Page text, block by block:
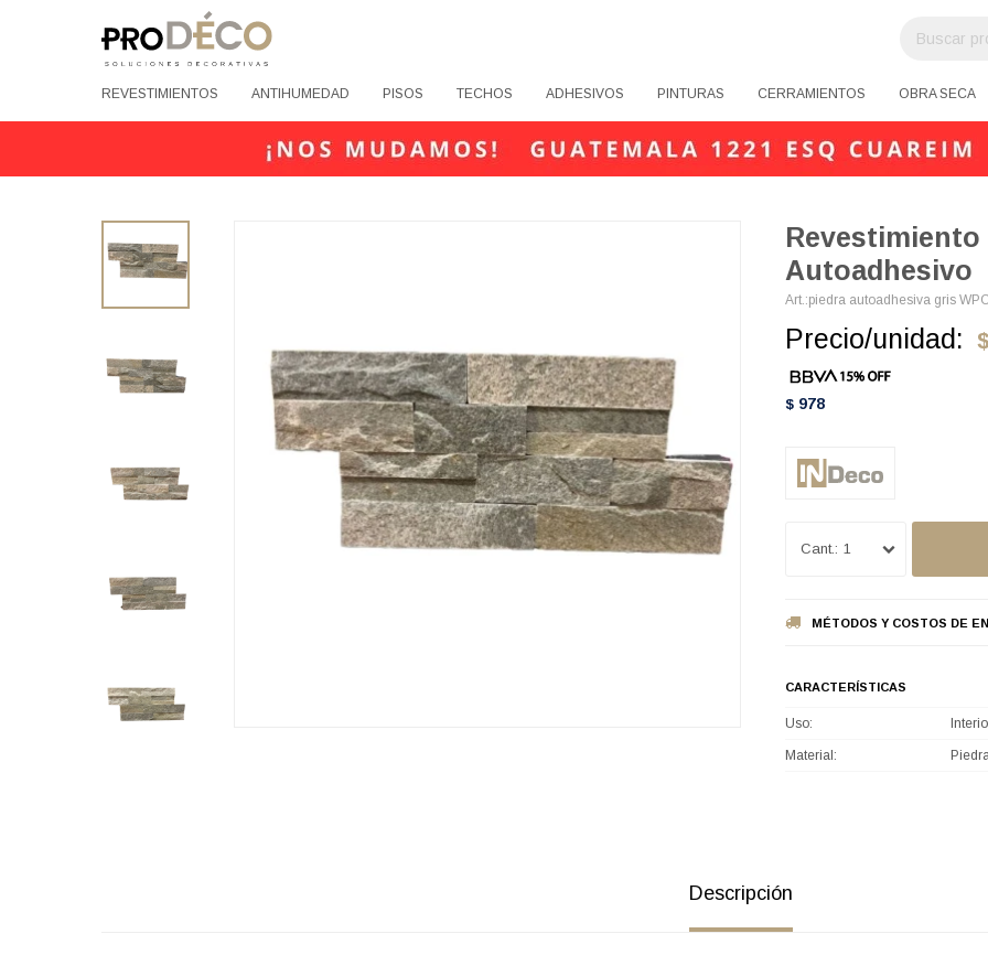
REVESTIMIENTOS ANTIHUMEDAD PISOS TECHOS ADHESIVOS PINTURAS CERRAMIENTOS OBRA SECA
Revestimiento
Autoadhesivo
piedra autoadhesiva gris
Precio/unidad:
$ 978
1
MÉTODOS Y COSTOS DE
CARACTERÍSTICAS
Uso
Material
Descripción